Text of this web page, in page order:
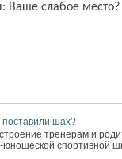
Ваше слабое
шах?
тренерам и
юношеской спортивной